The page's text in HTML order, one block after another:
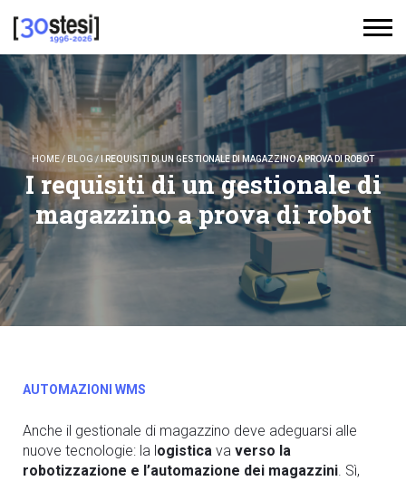
HOME/ BLOG / I REQUISITI DI UN GESTIONALE DI MAGAZZINO A PROVA DI ROBOT
I requisiti di un gestionale di
magazzino a prova di robot
AUTOMAZIONI WMS
Anche il gestionale di magazzino deve adeguarsi alle
nuove tecnologie: la logistica va verso la
robotizzazione e l’automazione dei magazzini. Sì,